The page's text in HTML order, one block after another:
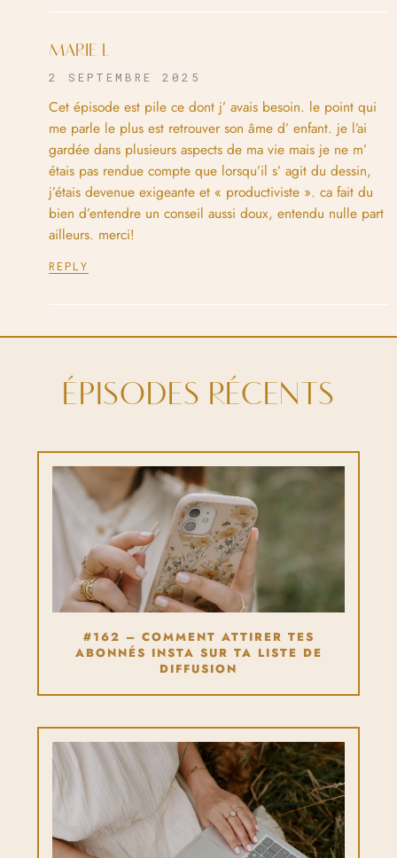
MARIE L
2 SEPTEMBRE 2025
Cet épisode est pile ce dont j’ avais besoin. le point qui
me parle le plus est retrouver son âme d’ enfant. je l’ai
gardée dans plusieurs aspects de ma vie mais je ne m’
étais pas rendue compte que lorsqu’il s’ agit du dessin,
j’étais devenue exigeante et « productiviste ». ca fait du
bien d’entendre un conseil aussi doux, entendu nulle part
ailleurs. merci!
REPLY
ÉPISODES RÉCENTS
#162 – COMMENT ATTIRER TES
ABONNÉS INSTA SUR TA LISTE DE
DIFFUSION